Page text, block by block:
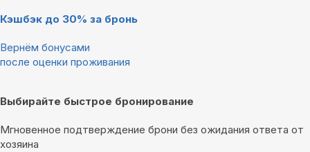
Кэшбэк до 30% за бронь
Вернём бонусами
после оценки проживания
Выбирайте быстрое бронирование
Мгновенное подтверждение брони без ожидания ответа от
хозяина